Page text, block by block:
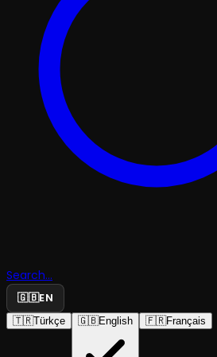
Search...
🇬🇧EN
🇹🇷Türkçe 🇬🇧English 🇫🇷Français